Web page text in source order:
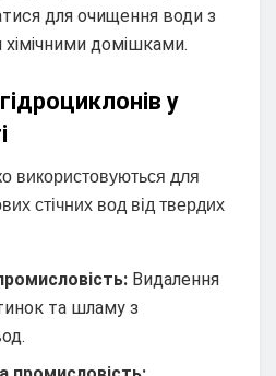
для очищення води з
хімічними домішками.
у
використовуються для
стічних вод від твердих
Видалення
та шламу з